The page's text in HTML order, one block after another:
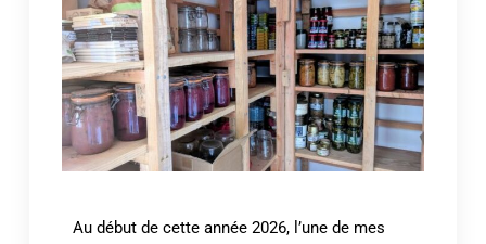
Au début de cette année 2026, l’une de mes